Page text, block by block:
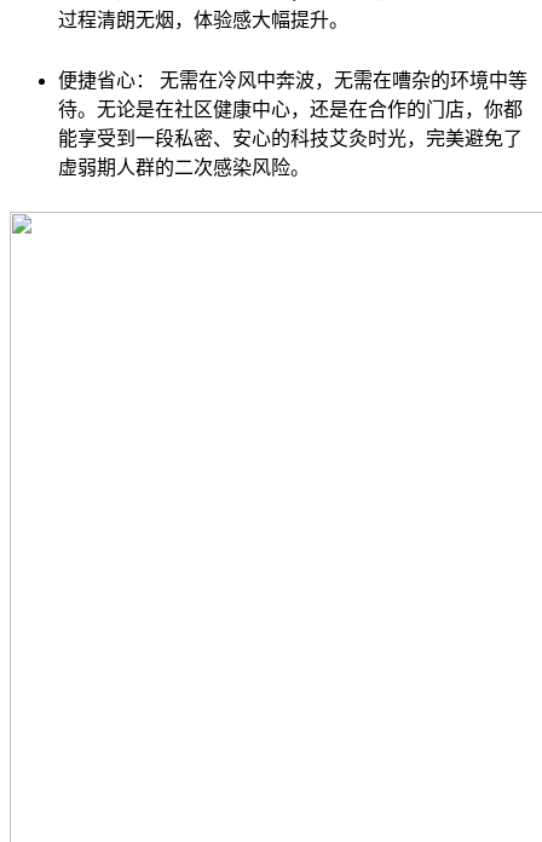
过程清朗无烟，体验感大幅提升。
便捷省心： 无需在冷风中奔波，无需在嘈杂的环境中等
待。无论是在社区健康中心，还是在合作的门店，你都
能享受到一段私密、安心的科技艾灸时光，完美避免了
虚弱期人群的二次感染风险。